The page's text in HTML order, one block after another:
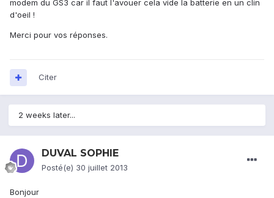
modem du GS3 car il faut l'avouer cela vide la batterie en un clin
d'oeil !
Merci pour vos réponses.
Citer
2 weeks later...
DUVAL SOPHIE
Posté(e) 30 juillet 2013
Bonjour